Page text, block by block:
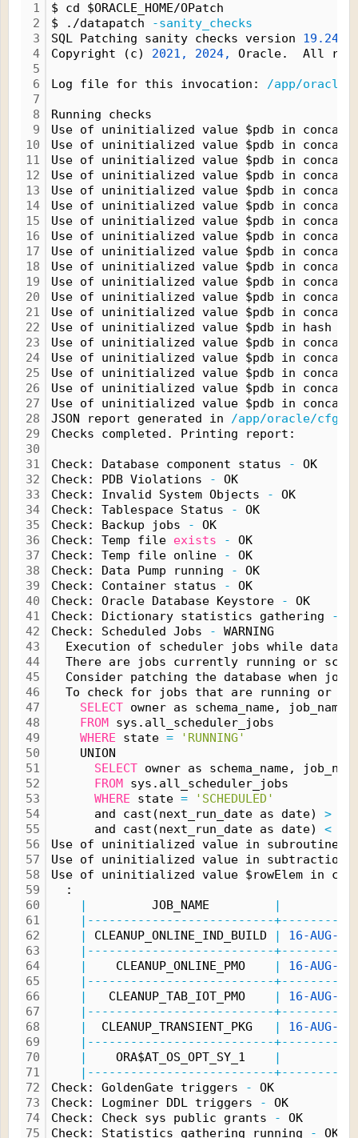
1
2
3
4
5
6
7
8
9
10
11
12
13
14
15
16
17
18
19
20
21
22
23
24
25
26
27
28
29
30
31
32
33
34
35
36
37
38
39
40
41
42
43
44
45
46
47
48
49
50
51
52
53
54
55
56
57
58
59
60
61
62
63
64
65
66
67
68
69
70
71
72
73
74
75
$ cd $ORACLE_HOME/OPatch
$ ./datapatch
-sanity_checks
SQL Patching sanity checks version
Copyright (c) 2021, 2024, Oracle.  All
Log file for this invocation: /app/oracle/
Running checks
Use of uninitialized value $pdb in
Use of uninitialized value $pdb in
Use of uninitialized value $pdb in
Use of uninitialized value $pdb in
Use of uninitialized value $pdb in
Use of uninitialized value $pdb in
Use of uninitialized value $pdb in
Use of uninitialized value $pdb in
Use of uninitialized value $pdb in
Use of uninitialized value $pdb in
Use of uninitialized value $pdb in
Use of uninitialized value $pdb in
Use of uninitialized value $pdb in
Use of uninitialized value $pdb in hash
Use of uninitialized value $pdb in
Use of uninitialized value $pdb in
Use of uninitialized value $pdb in
Use of uninitialized value $pdb in
Use of uninitialized value $pdb in
JSON report generated in /app/oracle/
Checks completed. Printing report:
Check: Database component status -
OK
Check: PDB Violations
-
OK
Check: Invalid System Objects
-
OK
Check: Tablespace Status
-
OK
Check: Backup jobs
-
OK
Check: Temp file exists -
OK
Check: Temp file online
-
OK
Check: Data Pump running
-
OK
Check: Container status
-
OK
Check: Oracle Database Keystore
-
OK
Check: Dictionary statistics gathering
-
Check: Scheduled Jobs
-
WARNING
Execution of scheduler jobs while
There are jobs currently running or
Consider patching the database when
To check for jobs that are running or
SELECT owner as schema_name,
FROM sys.all_scheduler_jobs
WHERE state =
'RUNNING'
UNION
SELECT owner as schema_name,
FROM sys.all_scheduler_jobs
WHERE state =
'SCHEDULED'
and cast(next_run_date as date) >
and cast(next_run_date as date) <
Use of uninitialized value in subroutine
Use of uninitialized value in
Use of uninitialized value $rowElem in
:
|
JOB_NAME |
|--------------------------
|
CLEANUP_ONLINE_IND_BUILD |
16-AUG-24
|--------------------------
|
CLEANUP_ONLINE_PMO |
16-AUG-24
|--------------------------
|
CLEANUP_TAB_IOT_PMO |
16-AUG-24
|--------------------------
|
CLEANUP_TRANSIENT_PKG |
16-AUG-24
|--------------------------
|
ORA$AT_OS_OPT_SY_1
|
|--------------------------
Check: GoldenGate triggers
-
OK
Check: Logminer DDL triggers
-
OK
Check: Check sys public grants
-
OK
Check: Statistics gathering running
- OK